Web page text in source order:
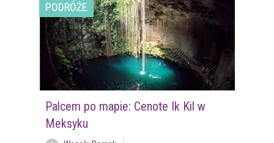
PODRÓŻE
Palcem po mapie: Cenote Ik Kil w
Meksyku